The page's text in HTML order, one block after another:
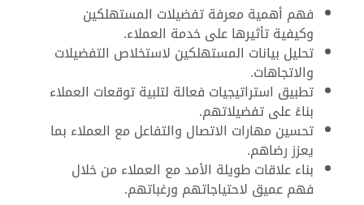
فهم أهمية معرفة تفضيلات المستهلكين
وكيفية تأثيرها على خدمة العملاء.
تحليل بيانات المستهلكين لاستخلاص التفضيلات
والاتجاهات.
تطبيق استراتيجيات فعالة لتلبية توقعات العملاء
بناءً على تفضيلاتهم.
تحسين مهارات الاتصال والتفاعل مع العملاء بما
يعزز رضاهم.
بناء علاقات طويلة الأمد مع العملاء من خلال
فهم عميق لاحتياجاتهم ورغباتهم.